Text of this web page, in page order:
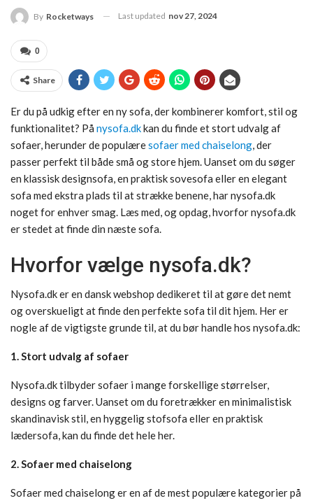
By Rocketways Last updated nov 27, 2024
0
Share
Er du på udkig efter en ny sofa, der kombinerer komfort, stil og
funktionalitet? På nysofa.dkkan du finde et stort udvalg af
sofaer, herunder de populæresofaer med chaiselong, der
passer perfekt til både små og store hjem. Uanset om du søger
en klassisk designsofa, en praktisk sovesofa eller en elegant
sofa med ekstra plads til at strække benene, har nysofa.dk
noget for enhver smag. Læs med, og opdag, hvorfor nysofa.dk
er stedet at finde din næste sofa.
Hvorfor vælge nysofa.dk?
Nysofa.dk er en dansk webshop dedikeret til at gøre det nemt
og overskueligt at finde den perfekte sofa til dit hjem. Her er
nogle af de vigtigste grunde til, at du bør handle hos nysofa.dk:
1. Stort udvalg af sofaer
Nysofa.dk tilbyder sofaer i mange forskellige størrelser,
designs og farver. Uanset om du foretrækker en minimalistisk
skandinavisk stil, en hyggelig stofsofa eller en praktisk
lædersofa, kan du finde det hele her.
2. Sofaer med chaiselong
Sofaer med chaiselong er en af de mest populære kategorier på